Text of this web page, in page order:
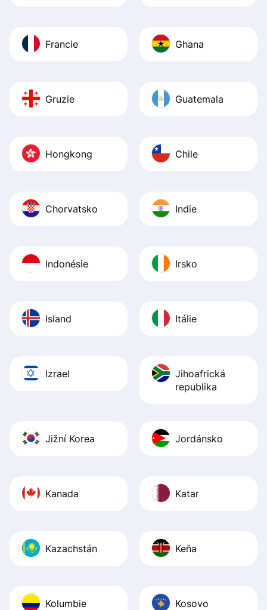
Francie Ghana
Gruzie Guatemala
Hongkong Chile
Chorvatsko Indie
Indonésie Irsko
Island Itálie
Izrael
Jihoafrická
republika
Jižní Korea Jordánsko
Kanada Katar
Kazachstán Keňa
Kolumbie Kosovo